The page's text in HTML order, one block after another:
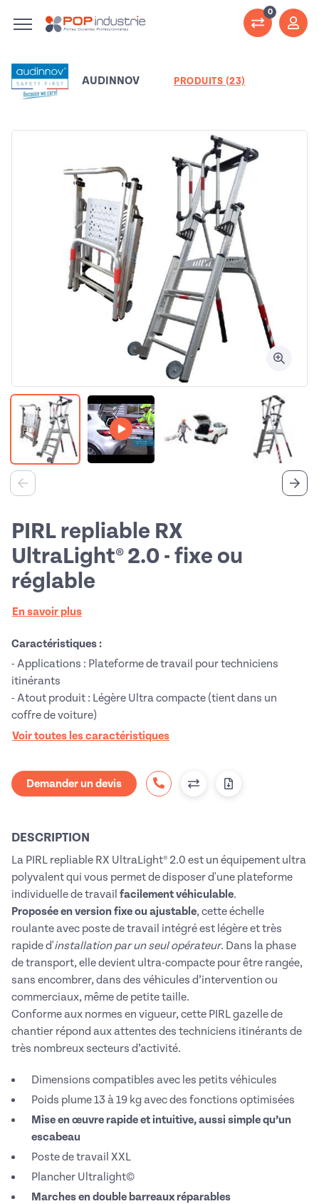
0
AUDINNOV PRODUITS (23)
Vidéo
PIRL repliable RX
UltraLight® 2.0 - fixe ou
réglable
En savoir plus
Caractéristiques :
- Applications : Plateforme de travail pour techniciens
itinérants
- Atout produit : Légère Ultra compacte (tient dans un
coffre de voiture)
Voir toutes les caractéristiques
Demander un devis
DESCRIPTION
La PIRL repliable RX UltraLight® 2.0 est un équipement ultra
polyvalent qui vous permet de disposer d'une plateforme
individuelle de travail facilement véhiculable.
Proposée en version fixe ou ajustable, cette échelle
roulante avec poste de travail intégré est légère et très
rapide d'installation par un seul opérateur. Dans la phase
de transport, elle devient ultra-compacte pour être rangée,
sans encombrer, dans des véhicules d’intervention ou
commerciaux, même de petite taille.
Conforme aux normes en vigueur, cette PIRL gazellede
chantier répond aux attentes des techniciens itinérants de
très nombreux secteurs d’activité.
Dimensions compatibles avec les petits véhicules
Poids plume 13 à 19 kg avec des fonctions optimisées
Mise en œuvre rapide et intuitive, aussi simple qu’un
escabeau
Poste de travail XXL
Plancher Ultralight©
Marches en double barreaux réparables